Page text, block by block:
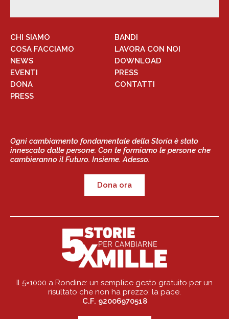
CHI SIAMO
COSA FACCIAMO
NEWS
EVENTI
DONA
PRESS
BANDI
LAVORA CON NOI
DOWNLOAD
PRESS
CONTATTI
Ogni cambiamento fondamentale della Storia è stato
innescato dalle persone. Con te formiamo le persone che
cambieranno il Futuro. Insieme. Adesso.
Dona ora
Il 5×1000 a Rondine: un semplice gesto gratuito per un
risultato che non ha prezzo: la pace.
C.F. 92006970518